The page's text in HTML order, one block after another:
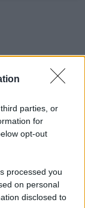
parties, or
for
opt-out
processed you
on personal
disclosed to